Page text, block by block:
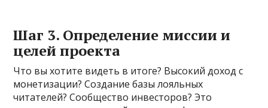
Шаг 3. Определение миссии и
целей проекта
Что вы хотите видеть в итоге? Высокий доход с
монетизации? Создание базы лояльных
читателей? Сообщество инвесторов? Это